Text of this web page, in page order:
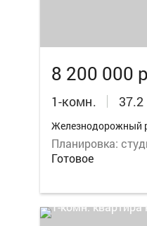
8 200 000
1-комн.
Железнодорожный
Планировка:
Готовое